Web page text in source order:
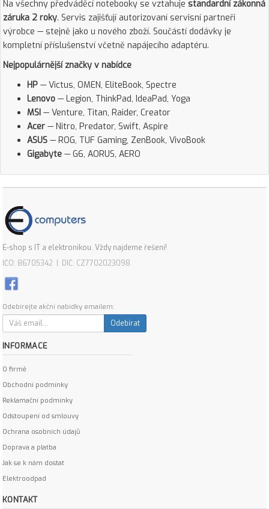
Na všechny předváděcí notebooky se vztahuje standardní zákonná
záruka 2 roky. Servis zajišťují autorizovaní servisní partneři
výrobce — stejně jako u nového zboží. Součástí dodávky je
kompletní příslušenství včetně napájecího adaptéru.
Nejpopulárnější značky v nabídce
HP — Victus, OMEN, EliteBook, Spectre
Lenovo — Legion, ThinkPad, IdeaPad, Yoga
MSI — Venture, Titan, Raider, Creator
Acer — Nitro, Predator, Swift, Aspire
ASUS — ROG, TUF Gaming, ZenBook, VivoBook
Gigabyte — G6, AORUS, AERO
E-shop s IT a elektronikou. Vždy najdeme řešení!
IČO: 86705342 | DIČ: CZ7702023098
Odebírejte akční nabídky emailem:
Odebírat
INFORMACE
O firmě
Obchodní podmínky
Reklamační podmínky
Odstoupení od smlouvy
Ochrana osobních údajů
Doprava a platba
Jak se k nám dostat
Elektroodpad
KONTAKT